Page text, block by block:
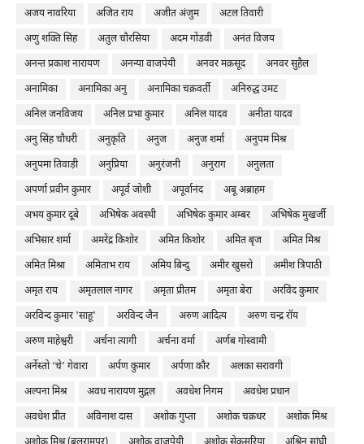
अजय नावरिया
अजित राय अजीत अंजुम
अटल तिवारी
अणु शक्ति सिंह
अतुल चौरसिया अदम गोंडवी
अनंत विजय
अनन्त प्रकाश नारायण
अनन्या वाजपेयी अनवर मक़सूद
अनवर सुहैल
अनामिका
अनामिका अनु अनामिका चक्रवर्ती
अनिरुद्ध उमट
अनिल जनविजय
अनिल प्रभा कुमार अनिल यादव
अनीता यादव
अनु सिंह चौधरी
अनुकृति अनुज अनुज शर्मा
अनुपम मिश्र
अनुपमा तिवाड़ी
अनुप्रिया अनुरंजनी अनुराग
अनुलता
अपर्णा प्रवीन कुमार
अपूर्व जोशी अपूर्वानंद
अबू अब्राहम
अभय कुमार दूबे
अभिषेक अवस्थी अभिषेक कुमार अम्बर
अभिषेक मुखर्जी
अभिसार शर्मा
अमरेंद्र किशोर अमित किशोर अमित बृज
अमित मिश्र
अमित मिश्रा
अमिताभ राय अमिय बिन्दु अमीर खुसरो
अमीश त्रिपाठी
अमृत राय
अमृतलाल नागर अमृता प्रीतम अमृता बेरा
अरविंद कुमार
अरविन्द कुमार 'साहू'
अरविन्द जैन अरुण आदित्य
अरुण चन्द्र रॉय
अरुण माहेश्वरी
अर्चना त्यागी अर्चना वर्मा
अर्णब गोस्वामी
अर्नेस्तो ‘चे’ गेवारा
अर्पण कुमार अर्पणा कौर
अलका सरावगी
अल्पना मिश्र
अवध नारायण मुद्गल अवधेश निगम
अवधेश प्रधान
अवधेश प्रीत
अविनाश दास अशोक गुप्ता अशोक चक्रधर
अशोक मिश्र